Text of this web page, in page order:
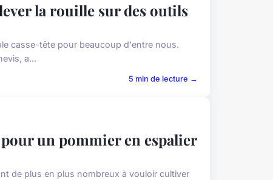
la rouille sur des outils
casse-tête pour beaucoup d'entre nous.
a...
5 min de lecture →
un pommier en espalier
de plus en plus nombreux à vouloir cultiver